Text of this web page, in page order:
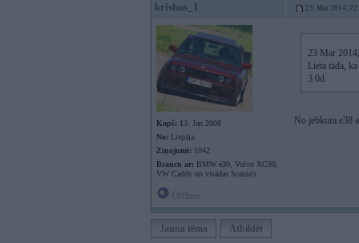
krishus_1 23. Mar 2014,
Kopš: 13. Jan 2008
No: Liepāja
Ziņojumi: 1042
Braucu ar: BMW e30, Volvo XC90,
VW Caddy un visādas Scania's
23 Mar
Lieta tāda,
3.0d
No jebkura e38
Jauna tēma Atbildēt